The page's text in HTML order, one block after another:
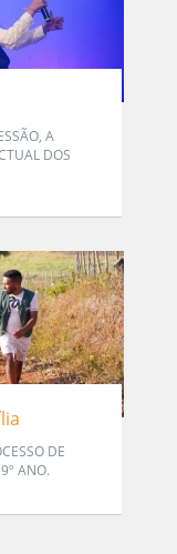
A
DOS
DE
ANO.